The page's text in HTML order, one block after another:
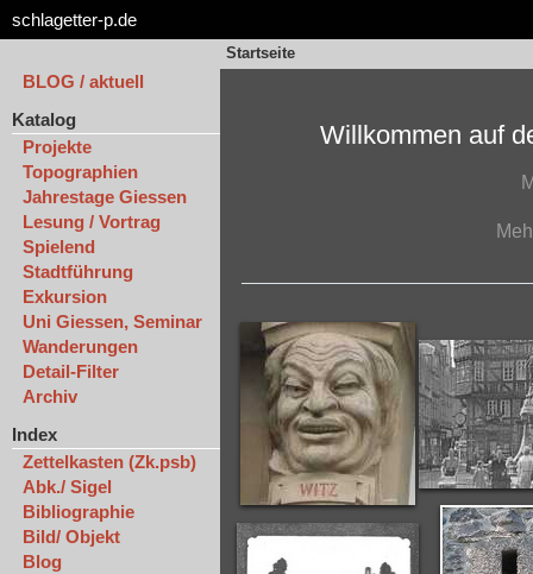
schlagetter-p.de
Startseite
BLOG / aktuell
Katalog
Projekte
Topographien
Jahrestage Giessen
Lesung / Vortrag
Spielend
Stadtführung
Exkursion
Uni Giessen, Seminar
Wanderungen
Detail-Filter
Archiv
Index
Zettelkasten (Zk.psb)
Abk./ Sigel
Bibliographie
Bild/ Objekt
Blog
Willkommen auf